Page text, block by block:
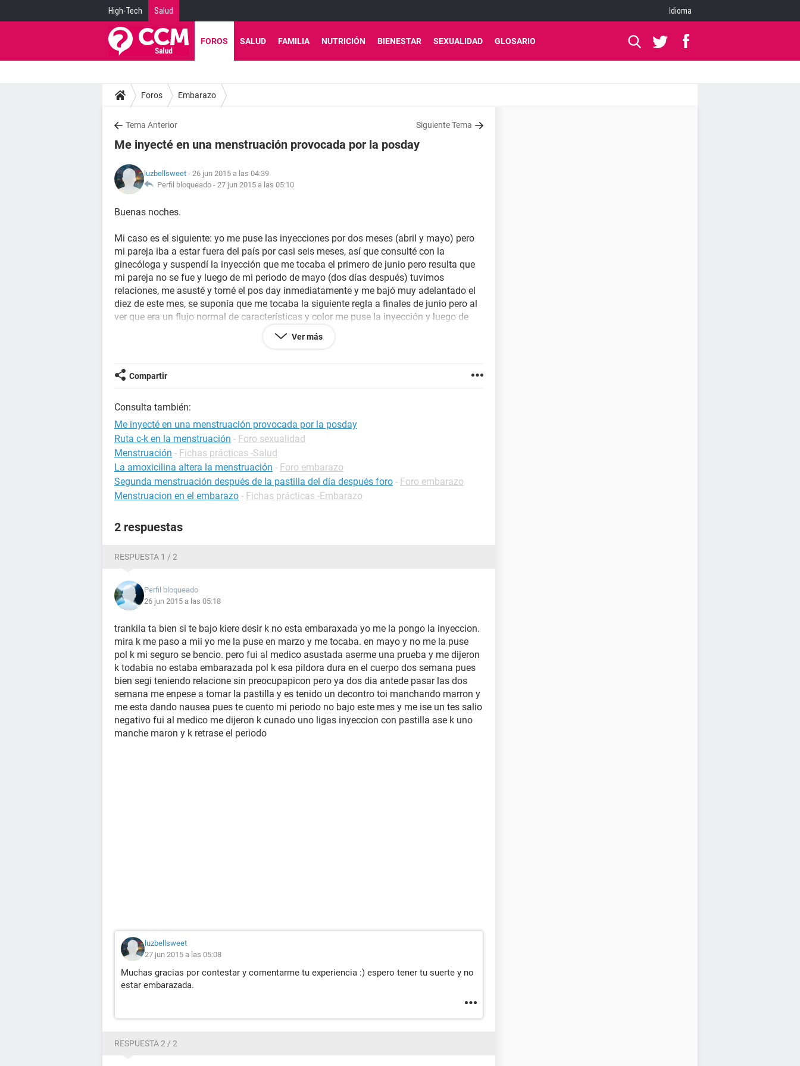
High-Tech Salud Idioma
FOROS SALUD FAMILIA NUTRICIÓN BIENESTAR SEXUALIDAD GLOSARIO
Foros Embarazo
Tema Anterior Siguiente Tema
Me inyecté en una menstruación provocada por la posday
luzbellsweet - 26 jun 2015 a las 04:39
Perfil bloqueado - 27 jun 2015 a las 05:10
Buenas noches.
Mi caso es el siguiente: yo me puse las inyecciones por dos meses (abril y mayo) pero
mi pareja iba a estar fuera del país por casi seis meses, así que consulté con la
ginecóloga y suspendí la inyección que me tocaba el primero de junio pero resulta que
mi pareja no se fue y luego de mi periodo de mayo (dos días después) tuvimos
relaciones, me asusté y tomé el pos day inmediatamente y me bajó muy adelantado el
diez de este mes, se suponía que me tocaba la siguiente regla a finales de junio pero al
ver que era un flujo normal de características y color me puse la inyección y luego de
no sabía si vendría de nuevo mi menstruación ese mes así que por eso lo hice; ahora
temo estar embarazada por habérmela puesto en una falsa menstruación o que la
una semana pero estoy muy nerviosa.
Gracias de antemano.
Ver más
Compartir
Consulta también:
Me inyecté en una menstruación provocada por la posday
Ruta c-k en la menstruación - Foro sexualidad
Menstruación - Fichas prácticas -Salud
La amoxicilina altera la menstruación - Foro embarazo
Segunda menstruación después de la pastilla del día después foro - Foro embarazo
Menstruacion en el embarazo - Fichas prácticas -Embarazo
2 respuestas
RESPUESTA 1 / 2
Perfil bloqueado
26 jun 2015 a las 05:18
trankila ta bien si te bajo kiere desir k no esta embaraxada yo me la pongo la inyeccion.
mira k me paso a mii yo me la puse en marzo y me tocaba. en mayo y no me la puse
pol k mi seguro se bencio. pero fui al medico asustada aserme una prueba y me dijeron
k todabia no estaba embarazada pol k esa pildora dura en el cuerpo dos semana pues
bien segi teniendo relacione sin preocupapicon pero ya dos dia antede pasar las dos
semana me enpese a tomar la pastilla y es tenido un decontro toi manchando marron y
me esta dando nausea pues te cuento mi periodo no bajo este mes y me ise un tes salio
negativo fui al medico me dijeron k cunado uno ligas inyeccion con pastilla ase k uno
manche maron y k retrase el periodo
luzbellsweet
27 jun 2015 a las 05:08
Muchas gracias por contestar y comentarme tu experiencia :) espero tener tu suerte y no
estar embarazada.
RESPUESTA 2 / 2